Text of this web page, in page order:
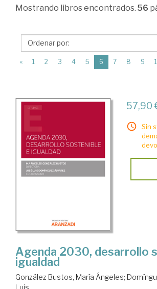
Estructura
y
planificación
Medio
Ambiente
Mostrando libros encontrados. 56
« 1 2 3 4 5 6 (current)
7 8 9
57,90
Sin
Agenda 2030, desarrollo
igualdad
González Bustos, María Ángeles;